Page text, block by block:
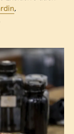
,